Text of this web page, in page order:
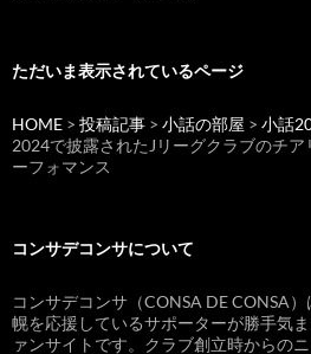
ただいま表示されているページ
HOME > 投稿記事 > 小話の部屋 > 小話
2024で披露されたJリーグクラブのチ
ーフォマンス
コンサデコンサについて
コンサデコンサ（CONSA DE CONSA
幌を応援しているサポーターが勝手気
ァンサイトです。クラブ創立時からの